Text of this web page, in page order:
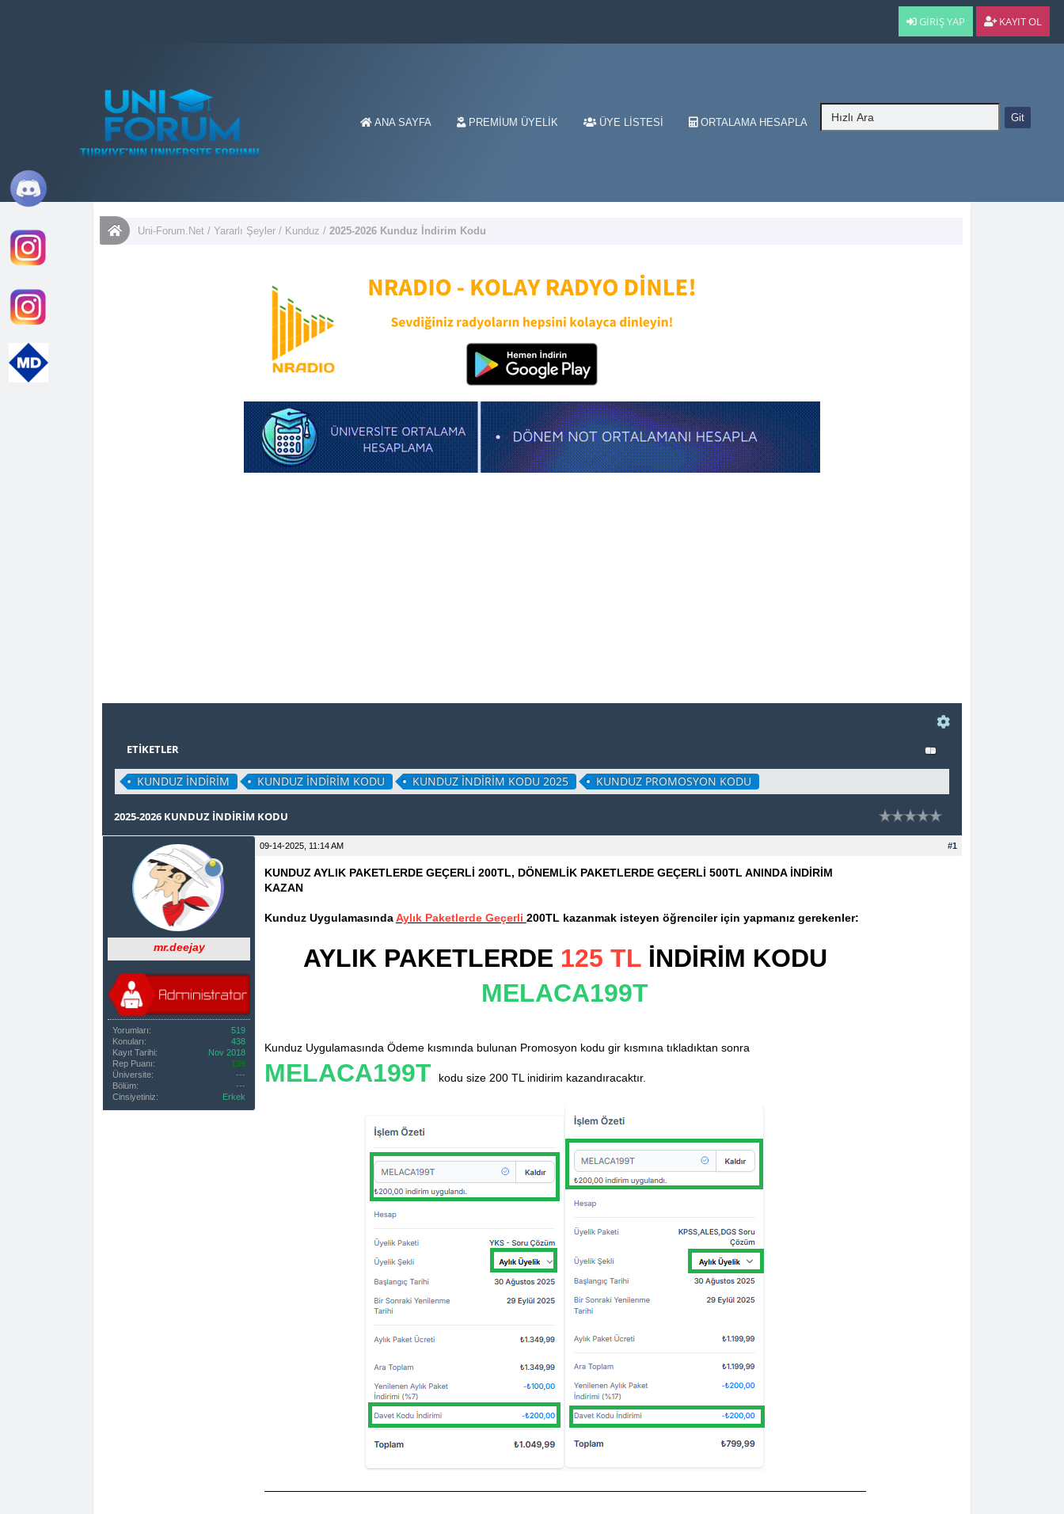
GIRIŞ YAP KAYIT OL
ANA SAYFA PREMIUM ÜYELIK ÜYE LISTESI ORTALAMA HESAPLA
Uni-Forum.Net/ Yararlı Şeyler/ Kunduz / 2025-2026 Kunduz İndirim Kodu
ETIKETLER
KUNDUZ INDIRIM KUNDUZ INDIRIM KODU KUNDUZ INDIRIM KODU 2025 KUNDUZ PROMOSYON KODU
0 OY(LAR) - 0 ORTALAMA
2025-2026 KUNDUZ İNDIRIM KODU
mr.deejay
Yorumları:
519
Konuları:
438
Kayıt Tarihi:
Nov 2018
Rep Puanı:
139
Üniversite:
---
Bölüm:
---
Cinsiyetiniz:
Erkek
#1
09-14-2025, 11:14 AM
KUNDUZ AYLIK PAKETLERDE GEÇERLİ 200TL, DÖNEMLİK PAKETLERDE GEÇERLİ 500TL ANINDA İNDİRİM
KAZAN
Kunduz UygulamasındaAylık Paketlerde Geçerli 200TL kazanmak isteyen öğrenciler için yapmanız gerekenler:
AYLIK PAKETLERDE 125 TLİNDİRİM KODU
MELACA199T
Kunduz Uygulamasında Ödeme kısmında bulunan Promosyon kodu gir kısmına tıkladıktan sonra
MELACA199T kodu size 200 TL inidirim kazandıracaktır.